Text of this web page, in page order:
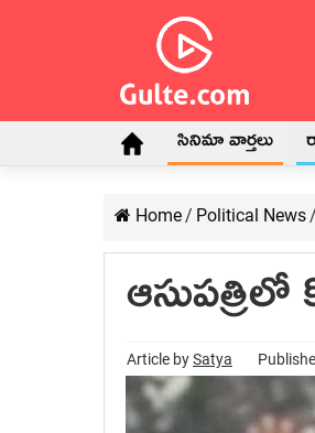
సినిమా వార్తలు
Home/ Political News/
Article bySatya